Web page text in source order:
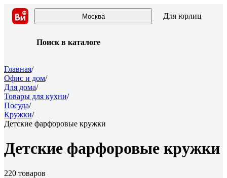
Москва Для юрлиц
Поиск в каталоге
Главная/
Офис и дом/
Для дома/
Товары для кухни/
Посуда/
Кружки/
Детские фарфоровые кружки
Детские фарфоровые кружки
220 товаров